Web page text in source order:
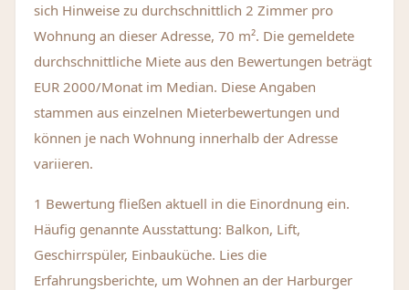
sich Hinweise zu durchschnittlich 2 Zimmer pro
Wohnung an dieser Adresse, 70 m². Die gemeldete
durchschnittliche Miete aus den Bewertungen beträgt
EUR 2000/Monat im Median. Diese Angaben
stammen aus einzelnen Mieterbewertungen und
können je nach Wohnung innerhalb der Adresse
variieren.
1 Bewertung fließen aktuell in die Einordnung ein.
Häufig genannte Ausstattung: Balkon, Lift,
Geschirrspüler, Einbauküche. Lies die
Erfahrungsberichte, um Wohnen an der Harburger